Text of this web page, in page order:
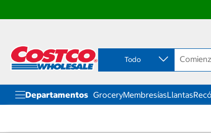
contenido
menú
navegación
Todo
Departamentos GroceryMembresíasLlantas